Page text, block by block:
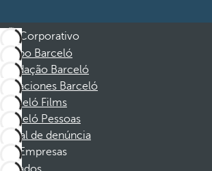
Corporativo
Grupo Barceló
Fundação Barceló
Vacaciones Barceló
Barceló Films
Barceló Pessoas
Canal de denúncia
Empresas